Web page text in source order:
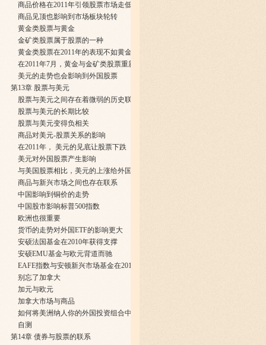
商品价格在2011年引领股票市场走低
商品见顶也影响到市场板块轮转
黄金类股票与黄金
金矿类股票属于股票的一种
黄金类股票在2011年的表现不如黄金
在2011年7月，黄金与金矿类股票重新建立联系
美元的走势也会影响到外国股票
第13章 股票与美元
股票与美元之间存在着微弱的历史联系
股票与美元的长期比较
股票与美元变得负相关
商品对美元-股票关系的影响
在2011年， 美元的见底让股票下跌
美元对外国股票产生影响
与美国股票相比，美元的上涨给外国股票造成的损失更大
商品与新兴市场之间也存在联系
中国影响到铜价的走势
中国股市影响标普500指数
欧洲也很重要
货币的走势对外国ETF的影响更大
安硕法国基金在2010年获得支撑
安硕EMU基金与欧元背道而驰
EAFE指数与安顿新兴市场基金在2011年年末企稳
别忘了加拿大
加元与欧元
加拿大市场与商品
如何将美洲纳人你的外国投资组合中
自测
第14章 债券与股票的联系